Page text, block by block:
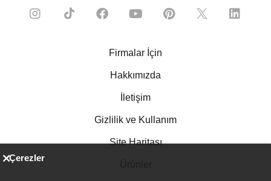
Firmalar İçin
Hakkımızda
İletişim
Gizlilik ve Kullanım
Site Haritası
Çerezler